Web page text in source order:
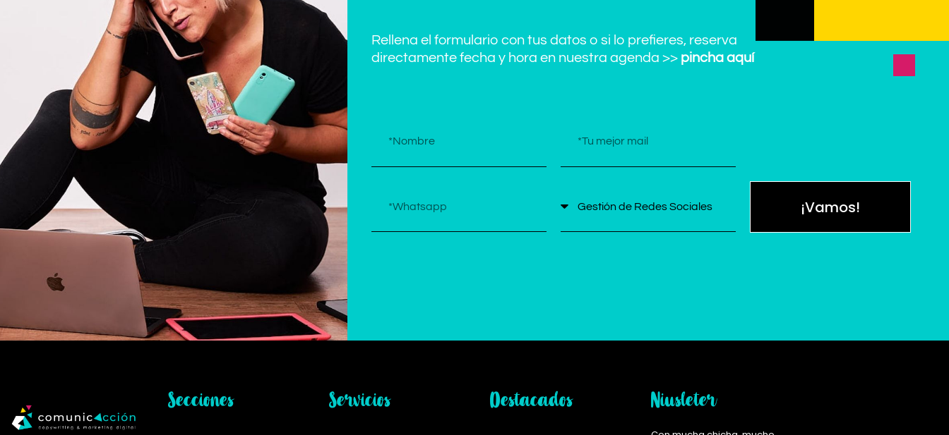
Rellena el formulario con tus datos o si lo prefieres, reserva
directamente fecha y hora en nuestra agenda >> pincha aquí
¡Vamos!
Secciones Servicios Destacados Niusleter